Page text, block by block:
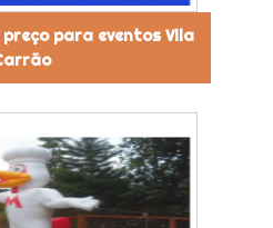
para eventos Vila